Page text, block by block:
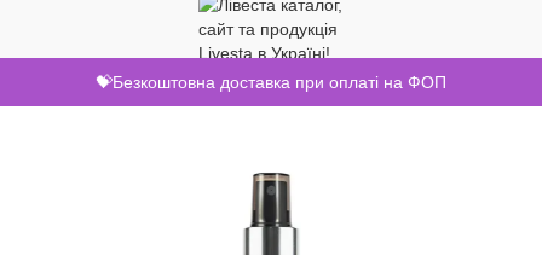
💝Безкоштовна доставка при оплаті на ФОП